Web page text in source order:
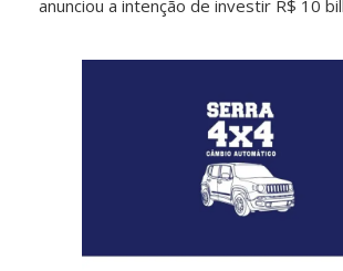
anunciou a intenção de investir R$ 10